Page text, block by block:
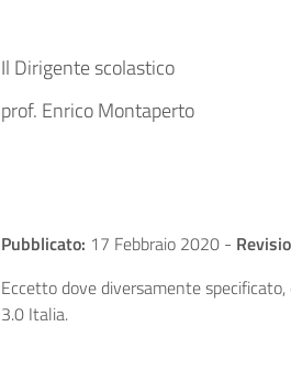
Il Dirigente scolastico
prof. Enrico Montaperto
Pubblicato: 17 Febbraio 2020 -
Eccetto dove diversamente
3.0 Italia.